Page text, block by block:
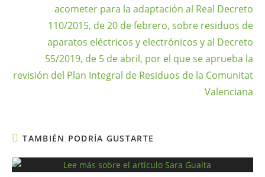
acometer para la adaptación al Real Decreto
110/2015, de 20 de febrero, sobre residuos de
aparatos eléctricos y electrónicos y al Decreto
55/2019, de 5 de abril, por el que se aprueba la
revisión del Plan Integral de Residuos de la Comunitat
Valenciana
TAMBIÉN PODRÍA GUSTARTE